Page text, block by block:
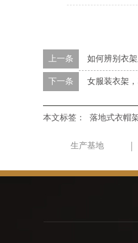
上一条 如何辨别衣
下一条 女服装衣架
本文标签： 落地式衣帽
生产基地